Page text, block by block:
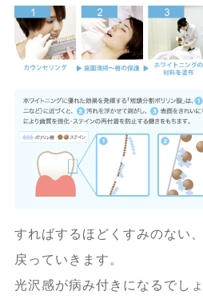
すればするほどくすみのない
戻っていきます。
光沢感が病み付きになるでしょ